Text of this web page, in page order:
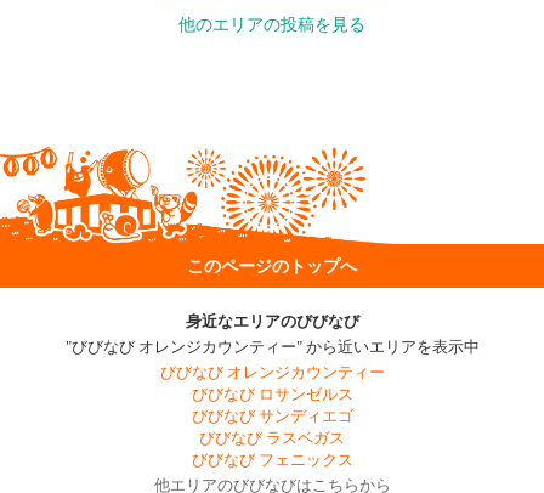
他のエリアの投稿を見る
このページのトップへ
身近なエリアのびびなび
"びびなび オレンジカウンティー" から近いエリアを表示中
びびなび オレンジカウンティー
びびなび ロサンゼルス
びびなび サンディエゴ
びびなび ラスベガス
びびなび フェニックス
他エリアのびびなびはこちらから